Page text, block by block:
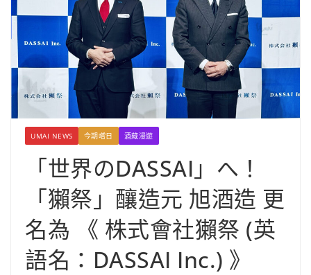
UMAI NEWS 今期嚐日 酒藏漫遊
「世界のDASSAI」へ！
「獺祭」釀造元 旭酒造 更
名為 《 株式會社獺祭 (英
語名：DASSAI Inc.) 》